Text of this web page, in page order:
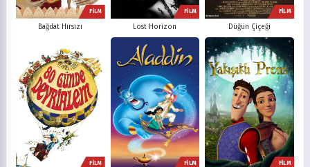
FİLM
Bağdat Hırsızı
FİLM
Lost Horizon
FİLM
Düğün Çiçeği
FİLM FİLM FİLM